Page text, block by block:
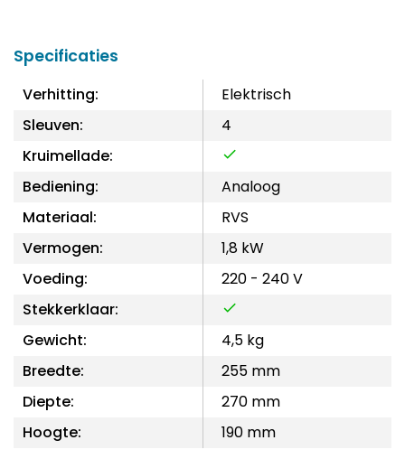
Specificaties
Verhitting:
Elektrisch
Sleuven:
4
Kruimellade:
Bediening:
Analoog
Materiaal:
RVS
Vermogen:
1,8 kW
Voeding:
220 - 240 V
Stekkerklaar:
Gewicht:
4,5 kg
Breedte:
255 mm
Diepte:
270 mm
Hoogte:
190 mm